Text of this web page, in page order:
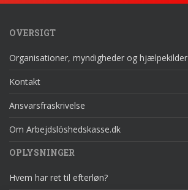
OVERSIGT
Organisationer, myndigheder og hjælpekilder
Kontakt
Ansvarsfraskrivelse
Om Arbejdslöshedskasse.dk
OPLYSNINGER
Hvem har ret til efterløn?